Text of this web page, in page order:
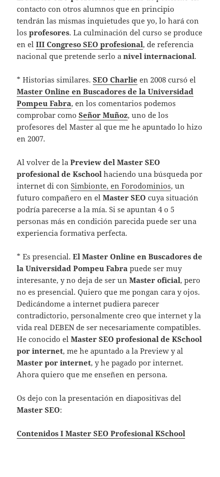
contacto con otros alumnos que en principio
tendrán las mismas inquietudes que yo, lo hará con
losprofesores. La culminación del curso se produce
en elIII Congreso SEO profesional, de referencia
nacional que pretende serlo anivel internacional.
* Historias similares.SEO Charlie en 2008 cursó el
Master Online en Buscadores de la Universidad
Pompeu Fabra, en los comentarios podemos
comprobar comoSeñor Muñoz, uno de los
profesores del Master al que me he apuntado lo hizo
en 2007.
Al volver de laPreview del Master SEO
profesional de Kschool haciendo una búsqueda por
internet di conSimbionte, en Forodominios, un
futuro compañero en elMaster SEO cuya situación
podría parecerse a la mía. Si se apuntan 4 o 5
personas más en condición parecida puede ser una
experiencia formativa perfecta.
* Es presencial.El Master Online en Buscadores de
la Universidad Pompeu Fabra puede ser muy
interesante, y no deja de ser unMaster oficial, pero
no es presencial. Quiero que me pongan cara y ojos.
Dedicándome a internet pudiera parecer
contradictorio, personalmente creo que internet y la
vida real DEBEN de ser necesariamente compatibles.
He conocido el Master SEO profesional de KSchool
por internet, me he apuntado a la Preview y al
Master por internet, y he pagado por internet.
Ahora quiero que me enseñen en persona.
Os dejo con la presentación en diapositivas del
Master SEO:
Contenidos I Master SEO Profesional KSchool